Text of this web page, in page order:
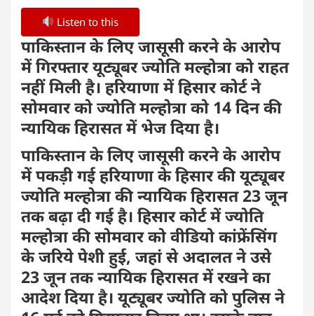
Listen to this
पाकिस्तान के लिए जासूसी करने के आरोप
में गिरफ्तार यूट्यूबर ज्योति मल्होत्रा को राहत
नहीं मिली है। हरियाणा में हिसार कोर्ट ने
सोमवार को ज्योति मल्होत्रा को 14 दिन की
न्यायिक हिरासत में भेज दिया है।
पाकिस्तान के लिए जासूसी करने के आरोप
में पकड़ी गई हरियाणा के हिसार की यूट्यूबर
ज्योति मल्होत्रा की न्यायिक हिरासत 23 जून
तक बढ़ा दी गई है। हिसार कोर्ट में ज्योति
मल्होत्रा की सोमवार को वीडियो कांफ्रेंसिंग
के जरिये पेशी हुई, जहां से अदालत ने उसे
23 जून तक न्यायिक हिरासत में रखने का
आदेश दिया है। यूट्यूबर ज्योति को पुलिस ने